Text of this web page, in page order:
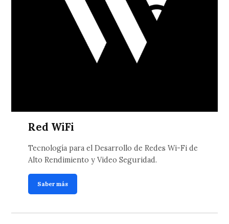
Red WiFi
Tecnología para el Desarrollo de Redes Wi-Fi de
Alto Rendimiento y Video Seguridad.
Saber más